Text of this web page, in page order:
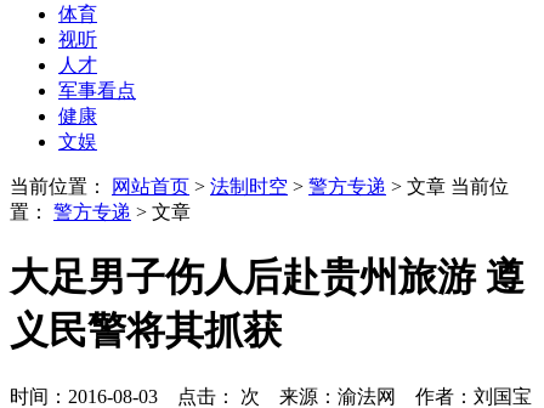
体育
视听
人才
军事看点
健康
文娱
当前位置： 网站首页 > 法制时空 > 警方专递 > 文章 当前位
置： 警方专递 > 文章
大足男子伤人后赴贵州旅游 遵
义民警将其抓获
时间：2016-08-03 点击： 次 来源：渝法网 作者：刘国宝